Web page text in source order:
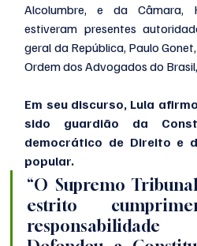
Alcolumbre, e da Câmara,
estiveram presentes
geral da República, Paulo
Ordem dos Advogados do
Em seu discurso, Lula
sido guardião da
democrático de Direito e
popular.
“O Supremo
estrito